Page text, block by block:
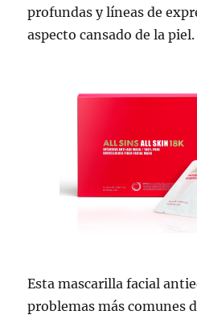
profundas y líneas de
aspecto cansado de la piel.
Esta mascarilla facial
problemas más comunes